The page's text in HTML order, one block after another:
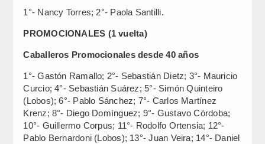
1°- Nancy Torres; 2°- Paola Santilli.
PROMOCIONALES (1 vuelta)
Caballeros Promocionales desde 40 años
1°- Gastón Ramallo; 2°- Sebastián Dietz; 3°- Mauricio
Curcio; 4°- Sebastián Suárez; 5°- Simón Quinteiro
(Lobos); 6°- Pablo Sánchez; 7°- Carlos Martínez
Krenz; 8°- Diego Domínguez; 9°- Gustavo Córdoba;
10°- Guillermo Corpus; 11°- Rodolfo Ortensia; 12°-
Pablo Bernardoni (Lobos); 13°- Juan Veira; 14°- Daniel